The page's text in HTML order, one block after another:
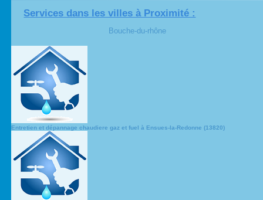
Services dans les villes à Proximité :
Bouche-du-rhône
Entretien et dépannage chaudiere gaz et fuel à Ensues-la-Redonne (13820)